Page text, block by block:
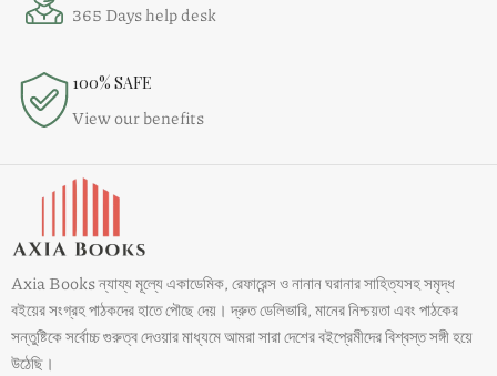
365 Days help desk
100% SAFE
View our benefits
Axia Books ন্যায্য মূল্যে একাডেমিক, রেফারেন্স ও নানান ঘরানার সাহিত্যসহ সমৃদ্ধ
বইয়ের সংগ্রহ পাঠকদের হাতে পৌছে দেয়। দ্রুত ডেলিভারি, মানের নিশ্চয়তা এবং পাঠকের
সন্তুষ্টিকে সর্বোচ্চ গুরুত্ব দেওয়ার মাধ্যমে আমরা সারা দেশের বইপ্রেমীদের বিশ্বস্ত সঙ্গী হয়ে
উঠেছি।